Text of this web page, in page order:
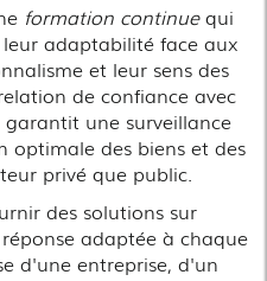
formation continuequi
adaptabilité face aux
et leur sens des
de confiance avec
une surveillance
des biens et des
privé que public.
des solutions sur
adaptée à chaque
d'une entreprise, d'un